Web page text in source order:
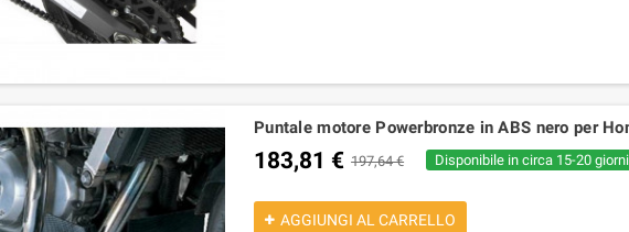
Puntale motore Powerbronze in ABS nero per
183,81 € 197,64 € Disponibile in circa 15-20 giorni
AGGIUNGI AL CARRELLO